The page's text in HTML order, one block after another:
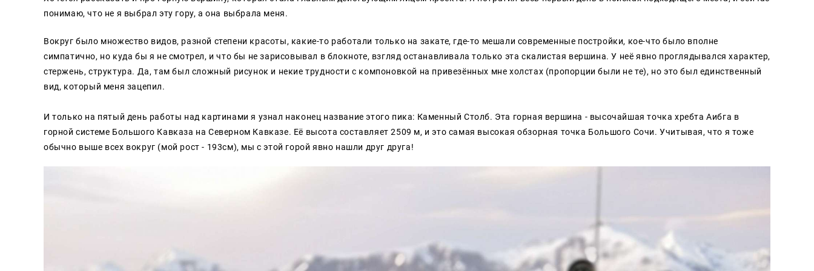
понимаю, что не я выбрал эту гору, а она выбрала меня.
Вокруг было множество видов, разной степени красоты, какие-то работали только на закате, где-то мешали современные постройки, кое-что было вполне
симпатично, но куда бы я не смотрел, и что бы не зарисовывал в блокноте, взгляд останавливала только эта скалистая вершина. У неё явно проглядывался характер,
стержень, структура. Да, там был сложный рисунок и некие трудности с компоновкой на привезённых мне холстах (пропорции были не те), но это был единственный
вид, который меня зацепил.
И только на пятый день работы над картинами я узнал наконец название этого пика: Каменный Столб. Эта горная вершина - высочайшая точка хребта Аибга в
горной системе Большого Кавказа на Северном Кавказе. Её высота составляет 2509 м, и это самая высокая обзорная точка Большого Сочи. Учитывая, что я тоже
обычно выше всех вокруг (мой рост - 193см), мы с этой горой явно нашли друг друга!